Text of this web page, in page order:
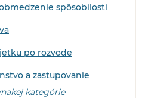
spôsobilosti
po rozvode
a zastupovanie
kategórie